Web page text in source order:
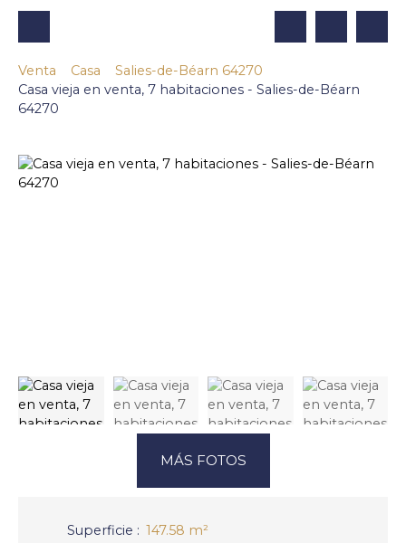
Venta Casa
Salies-de-Béarn 64270
Casa vieja en venta, 7 habitaciones - Salies-de-Béarn
64270
MÁS FOTOS
Superficie : 147.58 m²